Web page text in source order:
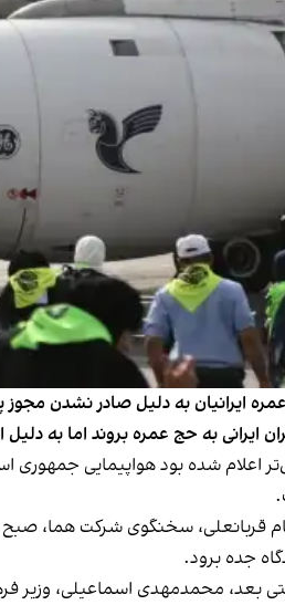
ایرانی به حج عمره بروند اما به
قربانعلی، سخنگوی شرکت هما، صبح
جده برود.
بعد، محمدمهدی اسماعیلی، وزیر